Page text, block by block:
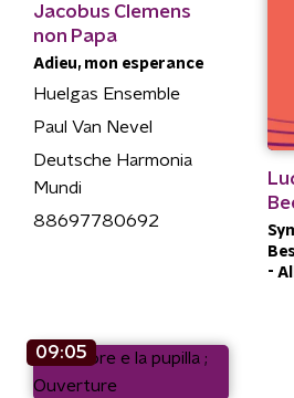
Jacobus Clemens
non Papa
Adieu, mon esperance
Huelgas Ensemble
Paul Van Nevel
Deutsche Harmonia
Mundi
88697780692
-
09:05